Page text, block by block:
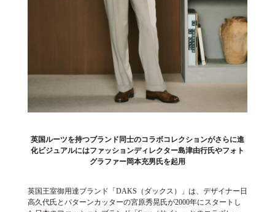
英国ルーツを持つブランド同士のコラボコレクションがさらに進
化 ビジュアルにはファッションディレクター島津由行氏やフォト
グラファー岡本充男氏を起用
英国王室御用達ブランド「DAKS（ダックス）」は、デザイナー日
高久代氏とパターンカッターの宮原秀晃氏が2000年にスタートし